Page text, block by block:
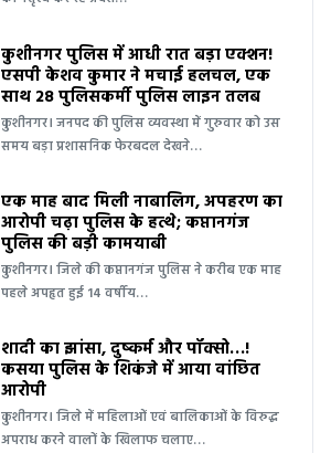
कुशीनगर पुलिस में आधी रात बड़ा एक्शन!
एसपी केशव कुमार ने मचाई हलचल, एक
साथ 28 पुलिसकर्मी पुलिस लाइन तलब
कुशीनगर। जनपद की पुलिस व्यवस्था में गुरुवार को उस
समय बड़ा प्रशासनिक फेरबदल देखने…
एक माह बाद मिली नाबालिग, अपहरण का
आरोपी चढ़ा पुलिस के हत्थे; कप्तानगंज
पुलिस की बड़ी कामयाबी
कुशीनगर। जिले की कप्तानगंज पुलिस ने करीब एक माह
पहले अपहृत हुई 14 वर्षीय…
शादी का झांसा, दुष्कर्म और पॉक्सो…!
कसया पुलिस के शिकंजे में आया वांछित
आरोपी
कुशीनगर। जिले में महिलाओं एवं बालिकाओं के विरुद्ध
अपराध करने वालों के खिलाफ चलाए…